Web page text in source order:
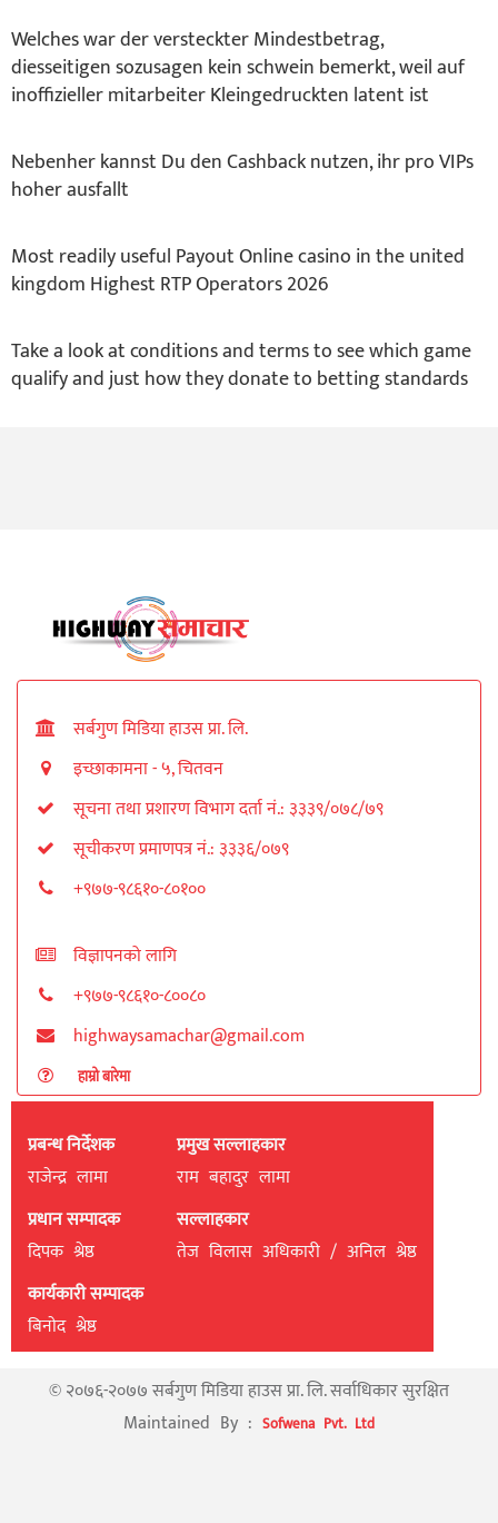
Welches war der versteckter Mindestbetrag,
diesseitigen sozusagen kein schwein bemerkt, weil auf
inoffizieller mitarbeiter Kleingedruckten latent ist
Nebenher kannst Du den Cashback nutzen, ihr pro VIPs
hoher ausfallt
Most readily useful Payout Online casino in the united
kingdom Highest RTP Operators 2026
Take a look at conditions and terms to see which game
qualify and just how they donate to betting standards
सर्बगुण मिडिया हाउस प्रा. लि.
इच्छाकामना - ५, चितवन
सूचना तथा प्रशारण विभाग दर्ता नं.: ३३३९/०७८/७९
सूचीकरण प्रमाणपत्र नं.: ३३३६/०७९
+९७७-९८६१०-८०१००
विज्ञापनको लागि
+९७७-९८६१०-८००८०
highwaysamachar@gmail.com
हाम्रो बारेमा
प्रबन्ध निर्देशक
राजेन्द्र लामा
प्रधान सम्पादक
दिपक श्रेष्ठ
कार्यकारी सम्पादक
बिनाेद श्रेष्ठ
प्रमुख सल्लाहकार
राम बहादुर लामा
सल्लाहकार
तेज विलास अधिकारी / अनिल श्रेष्ठ
© २०७६-२०७७ सर्बगुण मिडिया हाउस प्रा. लि. सर्वाधिकार सुरक्षित
Maintained By : Sofwena Pvt. Ltd